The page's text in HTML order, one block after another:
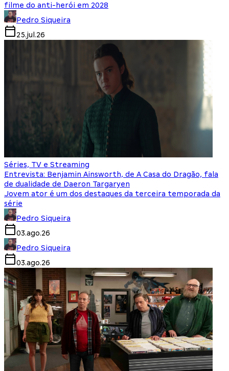
filme do anti-herói em 2028
Pedro Siqueira
25.jul.26
Séries, TV e Streaming
Entrevista: Benjamin Ainsworth, de A Casa do Dragão, fala
de dualidade de Daeron Targaryen
Jovem ator é um dos destaques da terceira temporada da
série
Pedro Siqueira
03.ago.26
Pedro Siqueira
03.ago.26